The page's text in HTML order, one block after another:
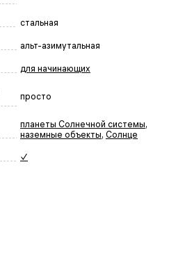
стальная
альт-азимутальная
для начинающих
просто
планеты Солнечной системы,
наземные объекты, Солнце
✓